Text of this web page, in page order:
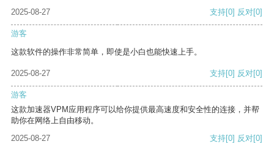
2025-08-27
支持[0] 反对[0]
游客
这款软件的操作非常简单，即使是小白也能快速上手。
2025-08-27 支持[0] 反对[0]
游客
这款加速器VPM应用程序可以给你提供最高速度和安全性的连接，并帮
助你在网络上自由移动。
2025-08-27
支持[0] 反对[0]